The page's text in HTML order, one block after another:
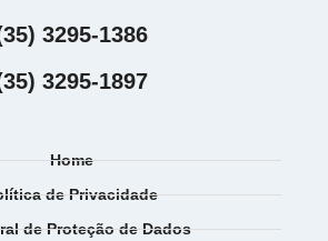
3295-1386
3295-1897
Home
de Privacidade
de Proteção de Dados